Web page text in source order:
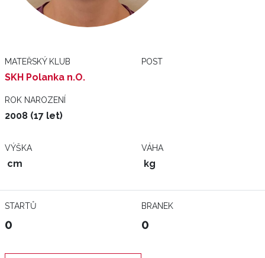
MATEŘSKÝ KLUB
SKH Polanka n.O.
POST
ROK NAROZENÍ
2008 (17 let)
VÝŠKA
cm
VÁHA
kg
STARTŮ
0
BRANEK
0